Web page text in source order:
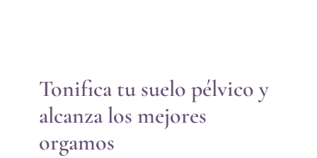
Tonifica tu suelo pélvico y
alcanza los mejores
orgamos